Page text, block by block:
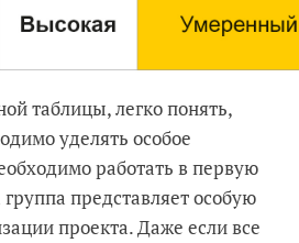
таблицы, легко понять,
уделять особое
работать в первую
представляет особую
проекта. Даже если все